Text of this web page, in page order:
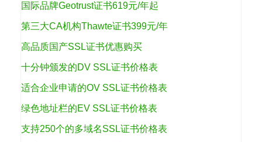
国际品牌Geotrust证书619元/年起
第三大CA机构Thawte证书399元/年
高品质国产SSL证书优惠购买
十分钟颁发的DV SSL证书价格表
适合企业申请的OV SSL证书价格表
绿色地址栏的EV SSL证书价格表
支持250个的多域名SSL证书价格表